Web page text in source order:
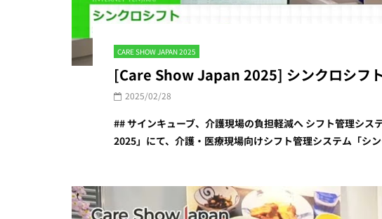
CARE SHOW JAPAN 2025
[Care Show Japan 2025] シンクロシフ
2025/02/28
## サインキューブ、介護現場の負担軽減へ シフト管理シ
2025」にて、介護・医療現場向けシフト管理システム「シ